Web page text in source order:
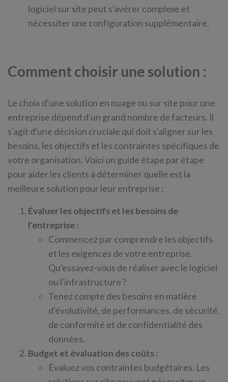
logiciel sur site peut s'avérer complexe et
nécessiter une configuration supplémentaire.
Comment choisir une solution :
Le choix d'une solution en nuage ou sur site pour une
entreprise dépend d'un grand nombre de facteurs. Il
s'agit d'une décision cruciale qui doit s'aligner sur les
besoins, les objectifs et les contraintes spécifiques de
votre organisation. Voici un guide étape par étape
pour aider les clients à déterminer quelle est la
meilleure solution pour leur entreprise :
Évaluer les objectifs et les besoins de
l'entreprise :
Commencez par comprendre les objectifs
et les exigences de votre entreprise.
Qu'essayez-vous de réaliser avec le logiciel
ou l'infrastructure ?
Tenez compte des besoins en matière
d'évolutivité, de performances, de sécurité,
de conformité et de confidentialité des
données.
Budget et évaluation des coûts :
Évaluez vos contraintes budgétaires. Les